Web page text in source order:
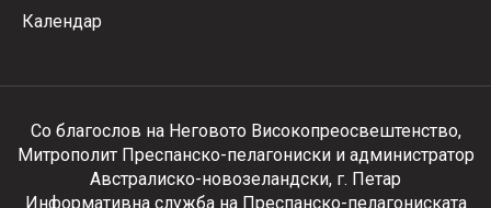
Календар
Со благослов на Неговото Високопреосвештенство,
Митрополит Преспанско-пелагониски и администратор
Австралиско-новозеландски, г. Петар
Информативна служба на Преспанско-пелагониската